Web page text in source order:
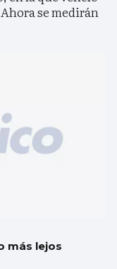
se medirán
más lejos